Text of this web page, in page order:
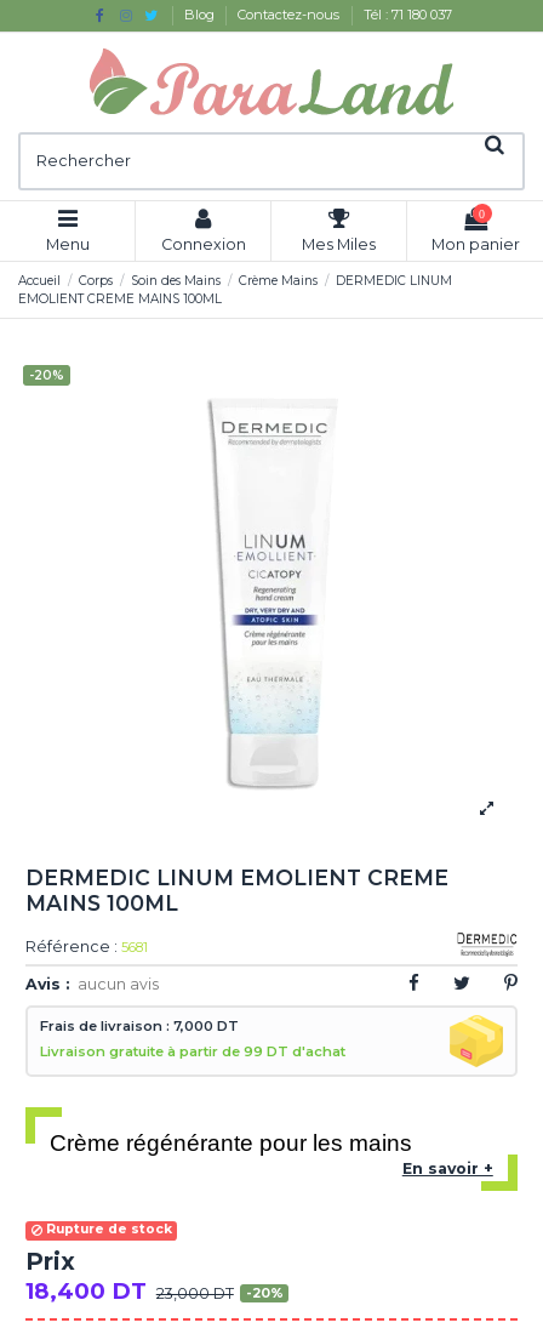
Blog Contactez-nous Tél : 71 180 037
Menu Connexion Mes Miles
0
Mon panier
Accueil Corps Soin des Mains Crème Mains
DERMEDIC LINUM
EMOLIENT CREME MAINS 100ML
-20%
DERMEDIC LINUM EMOLIENT CREME
MAINS 100ML
Référence : 5681
Avis : aucun avis
Frais de livraison : 7,000 DT
Livraison gratuite à partir de 99 DT d'achat
Crème régénérante pour les mains
En savoir +
Rupture de stock
Prix
18,400 DT 23,000 DT -20%